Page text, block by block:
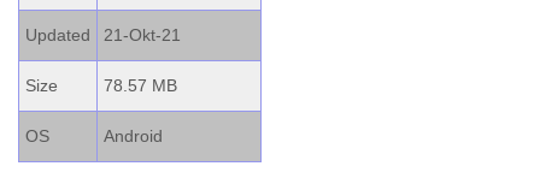
Updated 21-Okt-21
Size 78.57 MB
OS Android